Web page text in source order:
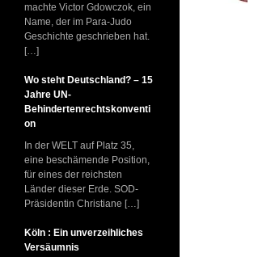
machte Victor Gdowczok, ein
Name, der im Para-Judo
Geschichte geschrieben hat.
[…]
Wo steht Deutschland? – 15
Jahre UN-
Behindertenrechtskonventi
on
In der WELT auf Platz 35,
eine beschämende Position,
für eines der reichsten
Länder dieser Erde. SOD-
Präsidentin Christiane […]
Köln : Ein unverzeihliches
Versäumnis